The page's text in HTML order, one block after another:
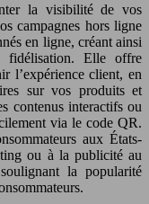
la visibilité de vos
campagnes hors ligne
en ligne, créant ainsi
fidélisation. Elle offre
l’expérience client, en
sur vos produits et
contenus interactifs ou
via le code QR.
aux États-
ou à la publicité au
la popularité